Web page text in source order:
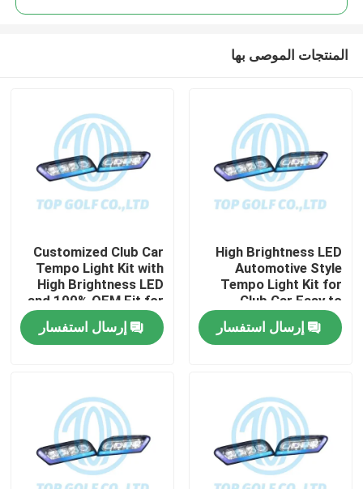
مسكن
معلومات عنا
جولة في المعمل
المنتجات الموصى بها
High Brightness LED
Automotive Style
Tempo Light Kit for
Club Car Easy to
Install Golf Cart LED
Light Kitإرسال استفسار
Customized Club Car
Tempo Light Kit with
High Brightness LED
and 100% OEM Fit for
Golf Cart
إرسال استفسار